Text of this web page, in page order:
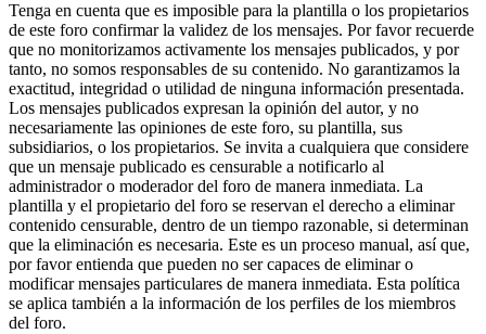
Tenga en cuenta que es imposible para la plantilla o los propietarios
de este foro confirmar la validez de los mensajes. Por favor recuerde
que no monitorizamos activamente los mensajes publicados, y por
tanto, no somos responsables de su contenido. No garantizamos la
exactitud, integridad o utilidad de ninguna información presentada.
Los mensajes publicados expresan la opinión del autor, y no
necesariamente las opiniones de este foro, su plantilla, sus
subsidiarios, o los propietarios. Se invita a cualquiera que considere
que un mensaje publicado es censurable a notificarlo al
administrador o moderador del foro de manera inmediata. La
plantilla y el propietario del foro se reservan el derecho a eliminar
contenido censurable, dentro de un tiempo razonable, si determinan
que la eliminación es necesaria. Este es un proceso manual, así que,
por favor entienda que pueden no ser capaces de eliminar o
modificar mensajes particulares de manera inmediata. Esta política
se aplica también a la información de los perfiles de los miembros
del foro.